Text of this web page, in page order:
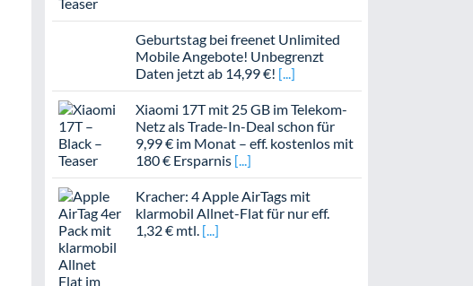
Geburtstag bei freenet Unlimited
Mobile Angebote! Unbegrenzt
Daten jetzt ab 14,99 €!
Xiaomi 17T mit 25 GB im Telekom-
Netz als Trade-In-Deal schon für
9,99 € im Monat – eff. kostenlos mit
180 € Ersparnis
Kracher: 4 Apple AirTags mit
klarmobil Allnet-Flat für nur eff.
1,32 € mtl.